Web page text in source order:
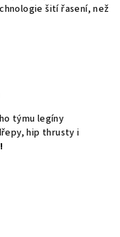
šití řasení, než
týmu legíny
hip thrusty i